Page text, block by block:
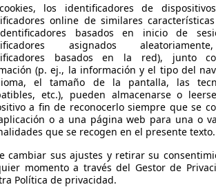
los identificadores de
online de similares
basados en inicio de
asignados
basados en la red), junto
(p. ej., la información y el tipo del
el tamaño de la pantalla, las
etc.), pueden almacenarse o
a fin de reconocerlo siempre que se
o a una página web para una o
que se recogen en el presente texto.
cambiar sus ajustes y retirar su
momento a través del Gestor de
Política de privacidad.
también hay que efectuar la
suele suceder en un plazo máximo de
su eficacia.
la moto
necesario aflojar el guardabarros si
cuidado de no tocar las
También hay que retirar el cable del
neumático y la llanta. Para soltar
de golpes con un martillo de goma.